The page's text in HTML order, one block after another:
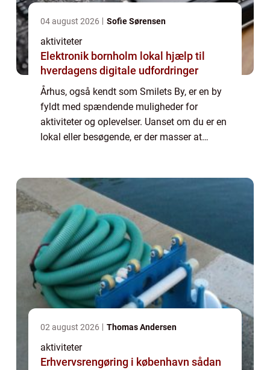
04 august 2026 Sofie Sørensen
aktiviteter
Elektronik bornholm lokal hjælp til
hverdagens digitale udfordringer
Århus, også kendt som Smilets By, er en by
fyldt med spændende muligheder for
aktiviteter og oplevelser. Uanset om du er en
lokal eller besøgende, er der masser at
02 august 2026 Thomas Andersen
aktiviteter
Erhvervsrengøring i københavn sådan